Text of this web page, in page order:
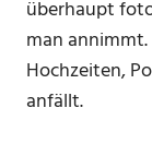
überhaupt
man
Hochzeiten,
anfällt.